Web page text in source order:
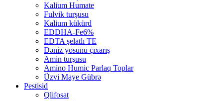
Kalium Humate
Fulvik turşusu
Kalium kükürd
EDDHA-Fe6%
EDTA şelatlı TE
Dəniz yosunu çıxarış
Amin turşusu
Amino Humic Parlaq Toplar
Üzvi Maye Gübrə
Pestisid
Qlifosat